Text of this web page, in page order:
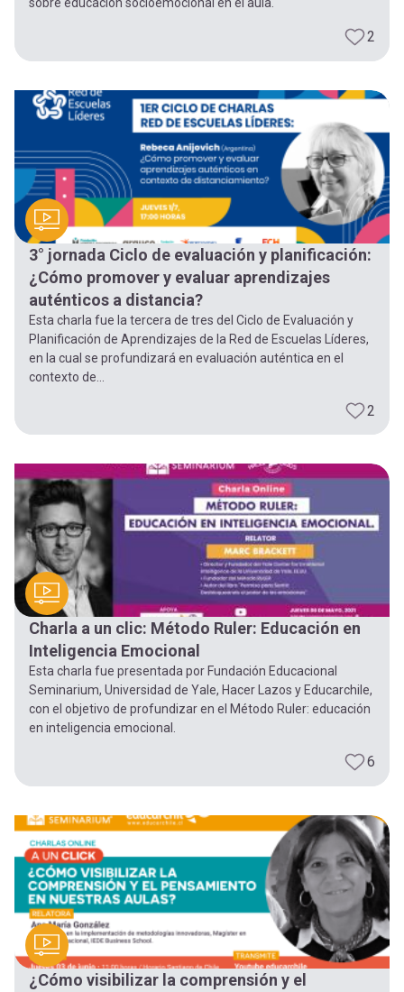
cuenta
2
3° jornada Ciclo de evaluación y planificación:
¿Cómo promover y evaluar aprendizajes
auténticos a distancia?
Esta charla fue la tercera de tres del Ciclo de Evaluación y
Planificación de Aprendizajes de la Red de Escuelas Líderes,
en la cual se profundizará en evaluación auténtica en el
contexto de...
2
Charla a un clic: Método Ruler: Educación en
Inteligencia Emocional
Esta charla fue presentada por Fundación Educacional
Seminarium, Universidad de Yale, Hacer Lazos y Educarchile,
con el objetivo de profundizar en el Método Ruler: educación
en inteligencia emocional.
6
¿Cómo visibilizar la comprensión y el